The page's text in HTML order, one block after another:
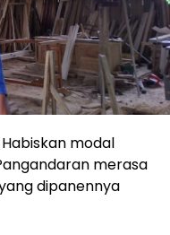
modal
merasa
dipanennya